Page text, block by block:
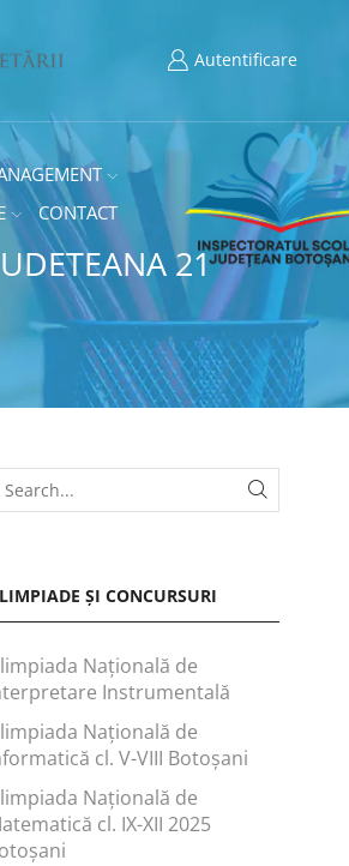
Autentificare
CONTACT
21
ȘI CONCURSURI
Națională de
Instrumentală
Națională de
cl. V-VIII Botoșani
Națională de
cl. IX-XII 2025